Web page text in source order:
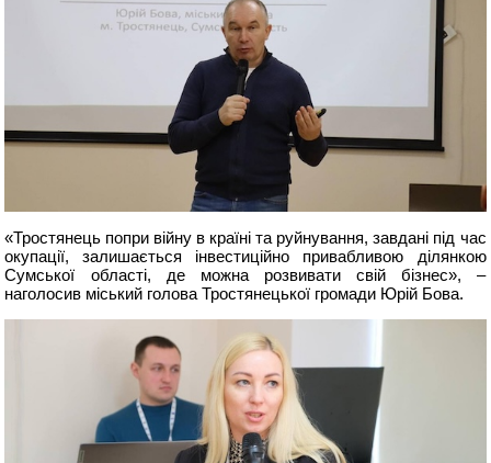
«Тростянець попри війну в країні та руйнування, завдані під час
окупації, залишається інвестиційно привабливою ділянкою
Сумської області, де можна розвивати свій бізнес», –
наголосив міський голова Тростянецької громади Юрій Бова.